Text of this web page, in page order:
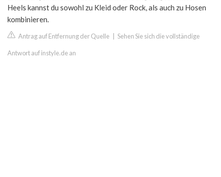
Heels kannst du sowohl zu Kleid oder Rock, als auch zu Hosen
kombinieren.
Antrag auf Entfernung der Quelle Sehen Sie sich die vollständige
Antwort auf instyle.de an